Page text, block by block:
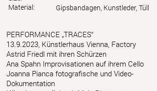
Material:
Gipsbandagen, Kunstleder, Tüll
PERFORMANCE „TRACES“
13.9.2023, Künstlerhaus Vienna, Factory
Astrid Friedl mit ihren Schürzen
Ana Spahn Improvisationen auf ihrem Cello
Joanna Pianca fotografische und Video-
Dokumentation